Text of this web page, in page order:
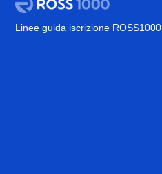
Linee guida iscrizione ROSS1000